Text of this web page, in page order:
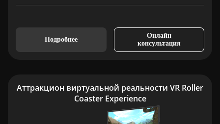
Подробнее
Онлайн
консультация
Аттракцион виртуальной реальности VR Roller
Coaster Experience